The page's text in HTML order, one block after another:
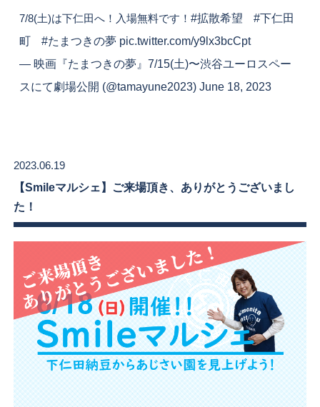
7/8(土)は下仁田へ！入場無料です！#拡散希望
#下仁田
町
#たまつきの夢 pic.twitter.com/y9lx3bcCpt
— 映画『たまつきの夢』7/15(土)〜渋谷ユーロスペー
スにて劇場公開 (@tamayune2023)June 18, 2023
2023.06.19
【Smileマルシェ】ご来場頂き、ありがとうございまし
た！